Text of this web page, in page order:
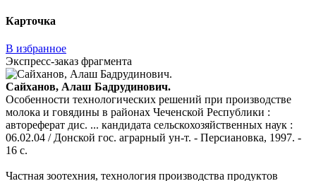
Карточка
В избранное
Экспресс-заказ фрагмента
Сайханов, Алаш Бадрудинович.
Особенности технологических решений при производстве
молока и говядины в районах Чеченской Республики :
автореферат дис. ... кандидата сельскохозяйственных наук :
06.02.04 / Донской гос. аграрный ун-т. - Персиановка, 1997. -
16 с.
Частная зоотехния, технология производства продуктов